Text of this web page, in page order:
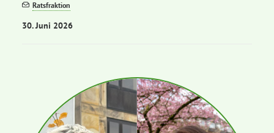
Ratsfraktion
30. Juni 2026